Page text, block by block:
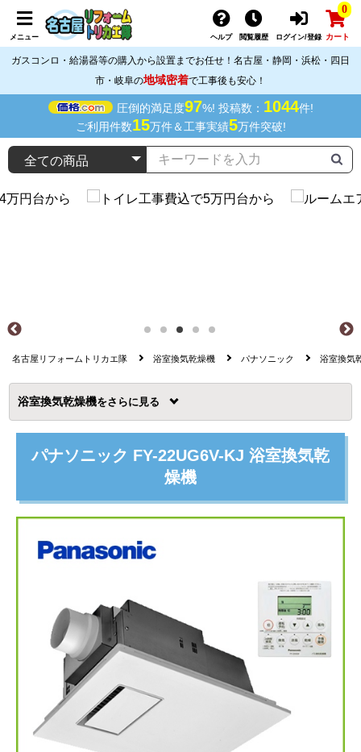
メニュー ヘルプ 閲覧履歴 ログイン/登録
0
カート
ガスコンロ・給湯器等の購入から設置までお任せ！名古屋・静岡・浜松・四日
市・岐阜の地域密着で工事後も安心！
圧倒的満足度97%! 投稿数： 1044件!
ご利用件数15万件＆工事実績5万件突破!
名古屋リフォームトリカエ隊 浴室換気乾燥機 パナソニック 浴室換気
浴室換気乾燥機を
パナソニック FY-22UG6V-KJ 浴室換気乾
燥機